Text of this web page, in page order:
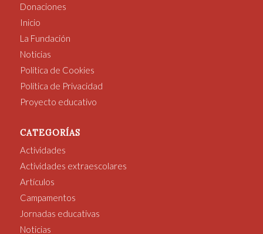
Donaciones
Inicio
La Fundación
Noticias
Política de Cookies
Política de Privacidad
Proyecto educativo
CATEGORÍAS
Actividades
Actividades extraescolares
Artículos
Campamentos
Jornadas educativas
Noticias